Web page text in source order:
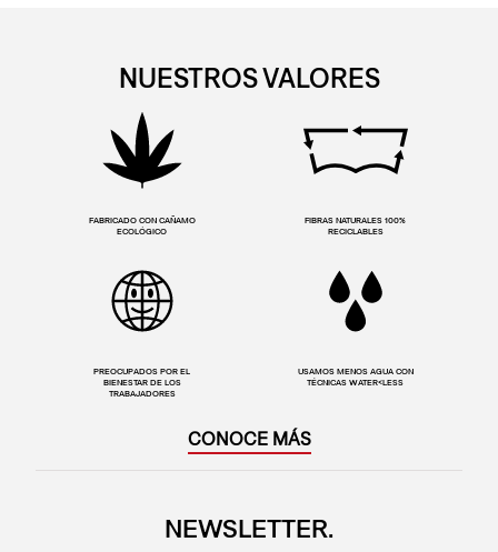
NUESTROS VALORES
FABRICADO CON CAÑAMO
ECOLÓGICO
FIBRAS NATURALES 100%
RECICLABLES
PREOCUPADOS POR EL
BIENESTAR DE LOS
TRABAJADORES
USAMOS MENOS AGUA CON
TÉCNICAS WATER<LESS
CONOCE MÁS
NEWSLETTER.